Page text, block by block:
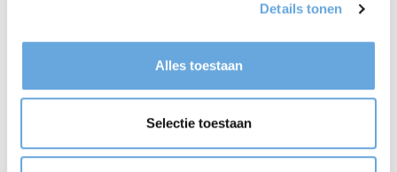
Details tonen
Alles toestaan
Selectie toestaan
Wij laten woorden werken